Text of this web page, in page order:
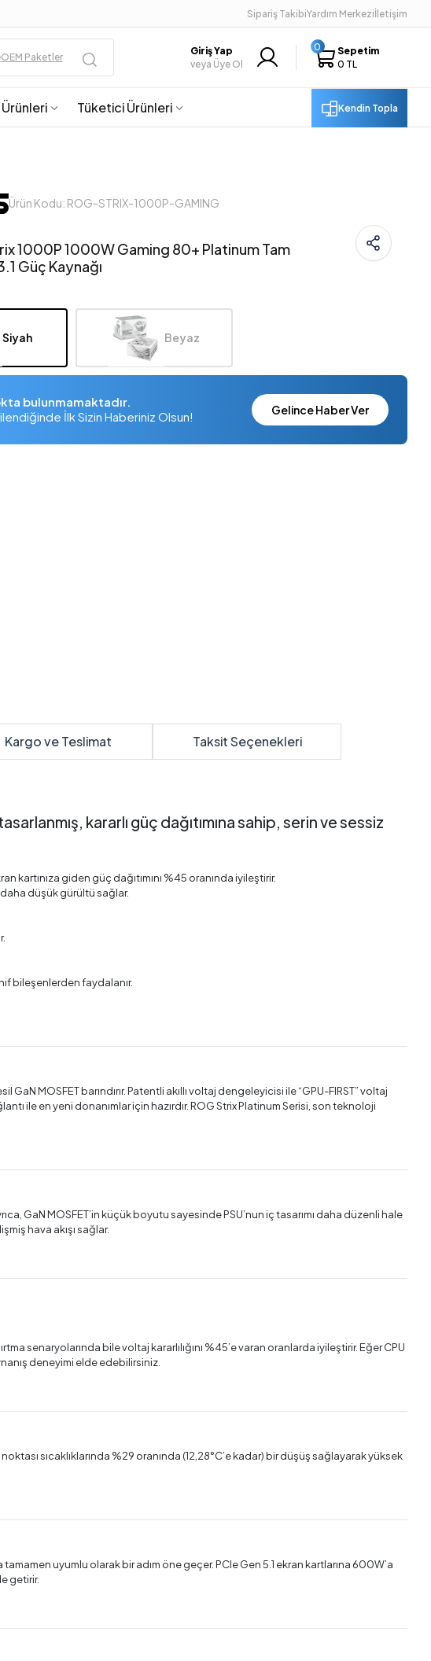
Sipariş TakibiYardım Merkeziİletişim
OEM Paketler
Giriş Yap
veya Üye Ol
0
Sepetim
0 TL
Tüketici Ürünleri Kendin Topla
Ürün Kodu: ROG-STRIX-1000P-GAMING
1000P 1000W Gaming 80+ Platinum Tam
Güç Kaynağı
Siyah Beyaz
bulunmamaktadır.
İlk Sizin Haberiniz Olsun!
Gelince Haber Ver
Kargo ve Teslimat Taksit Seçenekleri
kararlı güç dağıtımına sahip, serin ve sessiz
kartınıza giden güç dağıtımını %45 oranında iyileştirir.
düşük gürültü sağlar.
bileşenlerden faydalanır.
MOSFET barındırır. Patentli akıllı voltaj dengeleyicisi ile “GPU-FIRST” voltaj
ile en yeni donanımlar için hazırdır. ROG Strix Platinum Serisi, son teknoloji
GaN MOSFET’in küçük boyutu sayesinde PSU’nun iç tasarımı daha düzenli hale
hava akışı sağlar.
senaryolarında bile voltaj kararlılığını %45’e varan oranlarda iyileştirir. Eğer CPU
deneyimi elde edebilirsiniz.
sıcaklıklarında %29 oranında (12,28°C’e kadar) bir düşüş sağlayarak yüksek
uyumlu olarak bir adım öne geçer. PCIe Gen 5.1 ekran kartlarına 600W’a
getirir.